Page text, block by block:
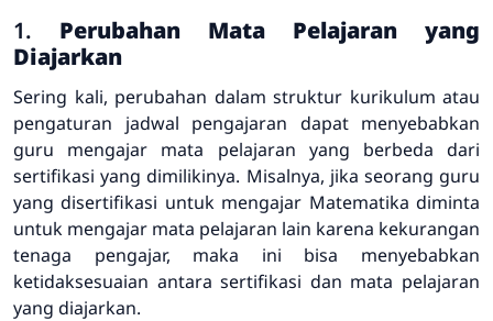
1. Perubahan Mata Pelajaran yang
Diajarkan
Sering kali, perubahan dalam struktur kurikulum atau
pengaturan jadwal pengajaran dapat menyebabkan
guru mengajar mata pelajaran yang berbeda dari
sertifikasi yang dimilikinya. Misalnya, jika seorang guru
yang disertifikasi untuk mengajar Matematika diminta
untuk mengajar mata pelajaran lain karena kekurangan
tenaga pengajar, maka ini bisa menyebabkan
ketidaksesuaian antara sertifikasi dan mata pelajaran
yang diajarkan.